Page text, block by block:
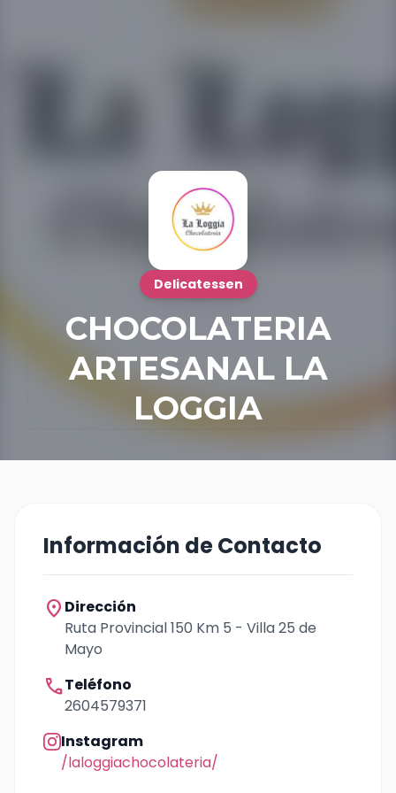
Delicatessen
CHOCOLATERIA
ARTESANAL LA
LOGGIA
Información de Contacto
location_on Dirección
Ruta Provincial 150 Km 5 - Villa 25 de
Mayo
callTeléfono
2604579371
Instagram
/laloggiachocolateria/